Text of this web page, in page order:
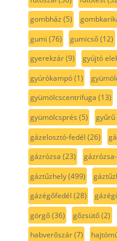
gombház (5)
gumi (76) gumicső(12)
gyerekzár(9) gyújtó
gyúrókampó(1)
gyümölcscentrifuga (13)
gyümölcsprés (5) gyűrű
gázelosztó-fedél (26)
gázrózsa (23)
gáztűzhely(499)
gázégőfedél (28)
görgő(36) gőzsütő(2)
habverőszár(7)